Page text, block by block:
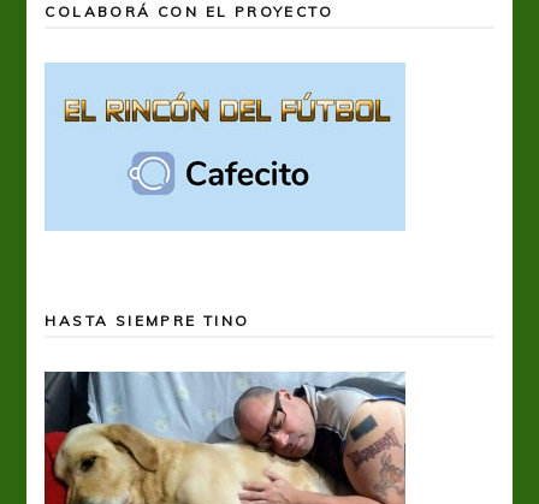
COLABORÁ CON EL PROYECTO
HASTA SIEMPRE TINO